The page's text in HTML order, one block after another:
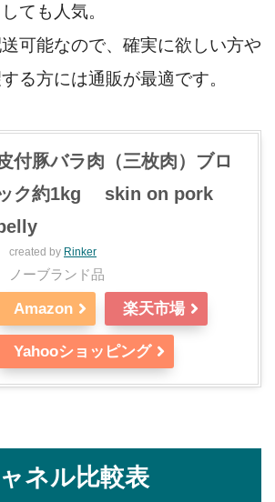
ても人気。
可能なので、確実に欲しい方や
る方には通販が最適です。
付豚バラ肉（三枚肉）ブロ
ク約1kg skin on pork
belly
created by Rinker
ノーブランド品
Amazon 楽天市場
Yahooショッピング
ネル比較表